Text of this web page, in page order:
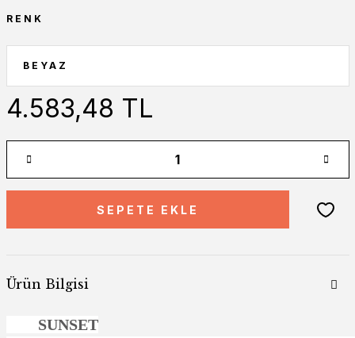
RENK
4.583,48 TL
SEPETE EKLE
Ürün Bilgisi
SUNSET